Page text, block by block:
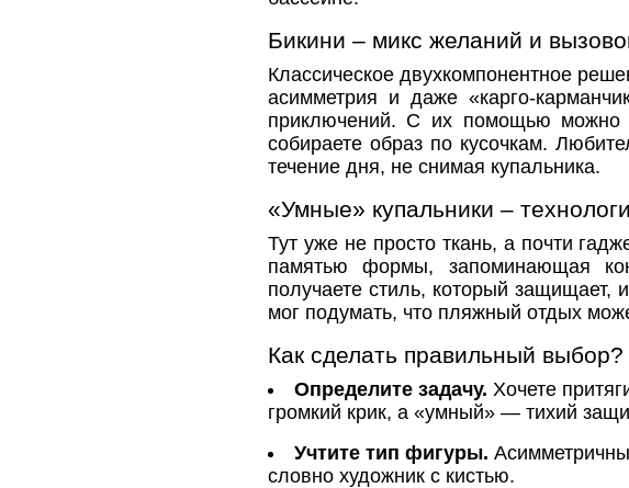
Бикини – микс желаний и
Классическое двухкомпонентное
асимметрия и даже
приключений. С их помощью можно
собираете образ по кусочкам.
течение дня, не снимая купальника.
«Умные» купальники –
Тут уже не просто ткань, а почти
памятью формы, запоминающая
получаете стиль, который защищает,
мог подумать, что пляжный отдых
Как сделать правильный выбор?
Определите задачу. Хочете
громкий крик, а «умный» — тихий
Учтите тип фигуры.
словно художник с кистью.